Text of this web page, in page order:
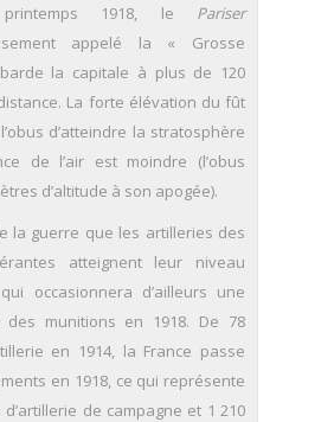
1918, le Pariser
appelé la « Grosse
la capitale à plus de 120
La forte élévation du fût
d’atteindre la stratosphère
de l’air est moindre (l’obus
d’altitude à son apogée).
la guerre que les artilleries des
atteignent leur niveau
occasionnera d’ailleurs une
des munitions en 1918. De 78
en 1914, la France passe
en 1918, ce qui représente
de campagne et 1 210